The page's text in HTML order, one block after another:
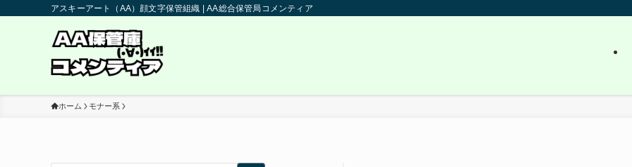
アスキーアート（AA）顔文字保管組織 | AA総合保管局コメンティア
ホーム モナー系